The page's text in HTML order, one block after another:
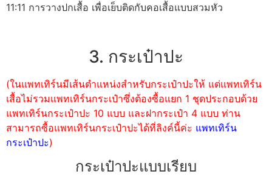
11:11 การวางปกเสื้อ เพื่อเย็บติดกับคอเสื้อแบบสวมหัว
3. กระเป๋าปะ
(ในแพทเทิร์นมีเส้นตำแหน่งสำหรับกระเป๋าปะให้ แต่แพทเทิร์น
เสื้อไม่รวมแพทเทิร์นกระเป๋าซึ่งต้องซื้อแยก 1 ชุดประกอบด้วย
แพทเทิร์นกระเป๋าปะ 10 แบบ และฝากระเป๋า 4 แบบ ท่าน
สามารถซื้อแพทเทิร์นกระเป๋าปะได้ที่ลิงค์นี้ค่ะ แพทเทิร์น
กระเป๋าปะ)
กระเป๋าปะแบบเรียบ